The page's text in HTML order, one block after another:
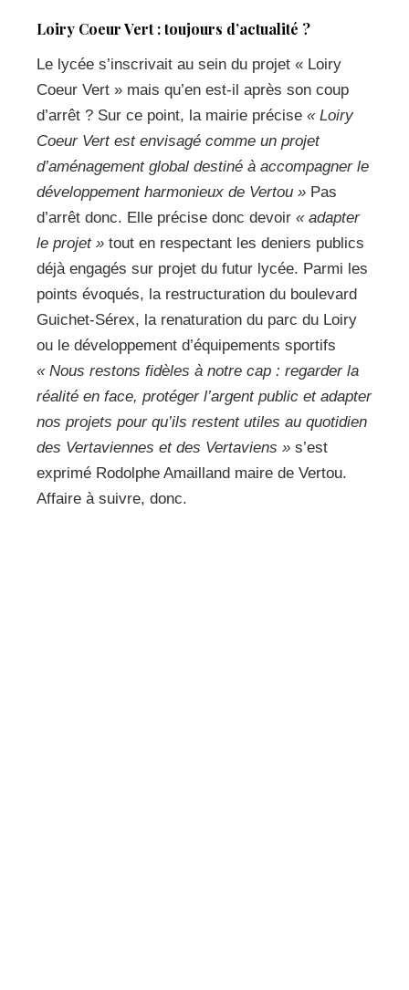
Loiry Coeur Vert : toujours d’actualité ?
Le lycée s’inscrivait au sein du projet « Loiry
Coeur Vert » mais qu’en est-il après son coup
d’arrêt ? Sur ce point, la mairie précise « Loiry
Coeur Vert est envisagé comme un projet
d’aménagement global destiné à accompagner le
développement harmonieux de Vertou » Pas
d’arrêt donc. Elle précise donc devoir « adapter
le projet » tout en respectant les deniers publics
déjà engagés sur projet du futur lycée. Parmi les
points évoqués, la restructuration du boulevard
Guichet-Sérex, la renaturation du parc du Loiry
ou le développement d’équipements sportifs
« Nous restons fidèles à notre cap : regarder la
réalité en face, protéger l’argent public et adapter
nos projets pour qu’ils restent utiles au quotidien
des Vertaviennes et des Vertaviens » s’est
exprimé Rodolphe Amailland maire de Vertou.
Affaire à suivre, donc.